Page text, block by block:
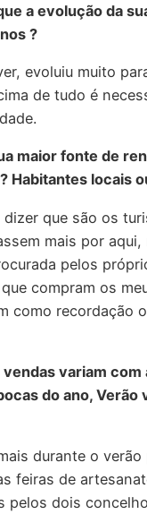
a evolução da
?
evoluiu muito
de tudo é
maior fonte de
Habitantes locais
dizer que são os
mais por
pelos
compram os
como recordação
vendas variam com
do ano, Verão
durante o verão
feiras de
pelos dois